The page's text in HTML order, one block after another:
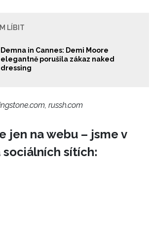
LÍBIT
Demna in Cannes: Demi Moore
elegantně porušila zákaz naked
dressing
russh.com
jen na webu – jsme v
sociálních sítích: